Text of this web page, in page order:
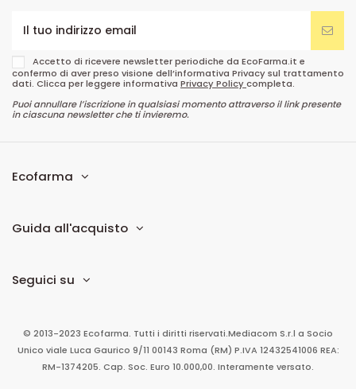
Accetto di ricevere newsletter periodiche da EcoFarma.it e
confermo di aver preso visione dell’informativa Privacy sul trattamento
dati. Clicca per leggere informativa Privacy Policycompleta.
Puoi annullare l’iscrizione in qualsiasi momento attraverso il link presente
in ciascuna newsletter che ti invieremo.
Ecofarma
Guida all'acquisto
Seguici su
© 2013-2023 Ecofarma. Tutti i diritti riservati.Mediacom S.r.l a Socio
Unico viale Luca Gaurico 9/11 00143 Roma (RM) P.IVA 12432541006 REA:
RM-1374205. Cap. Soc. Euro 10.000,00. Interamente versato.